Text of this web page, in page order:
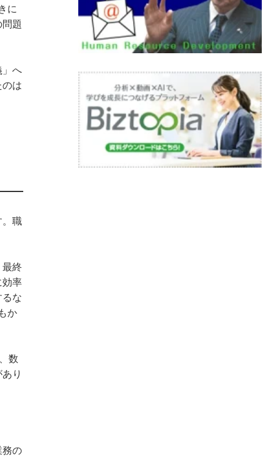
に
題
」へ
は
。職
終
効率
な
か
数
り
務の